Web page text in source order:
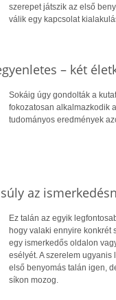
szerepet játszik az első
válik egy kapcsolat
– két
Sokáig úgy gondolták a
fokozatosan alkalmazkodik
tudományos eredmények
az
Ez talán az egyik
hogy valaki ennyire konkrét
egy ismerkedős oldalon
esélyét. A szerelem
első benyomás talán igen,
síkon mozog.